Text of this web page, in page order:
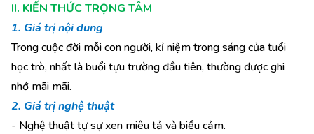
II. KIẾN THỨC TRỌNG TÂM
1. Giá trị nội dung
Trong cuộc đời mỗi con người, kỉ niệm trong sáng của tuổi
học trò, nhất là buổi tựu trường đầu tiên, thường được ghi
nhớ mãi mãi.
2. Giá trị nghệ thuật
- Nghệ thuật tự sự xen miêu tả và biểu cảm.